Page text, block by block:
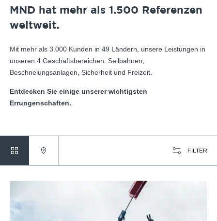
MND hat mehr als 1.500 Referenzen
weltweit.
Mit mehr als 3.000 Kunden in 49 Ländern, unsere Leistungen in
unseren 4 Geschäftsbereichen: Seilbahnen,
Beschneiungsanlagen, Sicherheit und Freizeit.
Entdecken Sie einige unserer wichtigsten
Errungenschaften.
FILTER